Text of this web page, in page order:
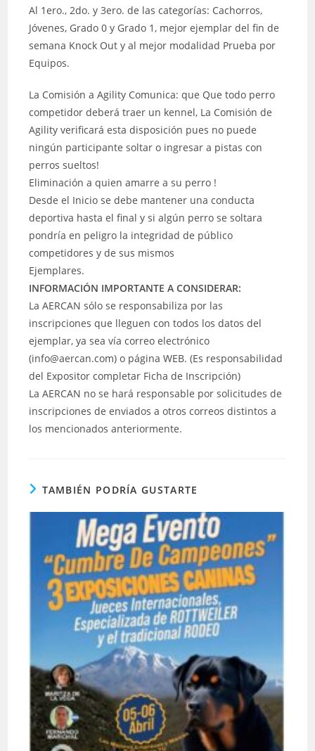
Al 1ero., 2do. y 3ero. de las categorías: Cachorros,
Jóvenes, Grado 0 y Grado 1, mejor ejemplar del fin de
semana Knock Out y al mejor modalidad Prueba por
Equipos.
La Comisión a Agility Comunica: que Que todo perro
competidor deberá traer un kennel, La Comisión de
Agility verificará esta disposición pues no puede
ningún participante soltar o ingresar a pistas con
perros sueltos!
Eliminación a quien amarre a su perro !
Desde el Inicio se debe mantener una conducta
deportiva hasta el final y si algún perro se soltara
pondría en peligro la integridad de público
competidores y de sus mismos
Ejemplares.
INFORMACIÓN IMPORTANTE A CONSIDERAR:
La AERCAN sólo se responsabiliza por las
inscripciones que lleguen con todos los datos del
ejemplar, ya sea vía correo electrónico
(info@aercan.com) o página WEB. (Es responsabilidad
del Expositor completar Ficha de Inscripción)
La AERCAN no se hará responsable por solicitudes de
inscripciones de enviados a otros correos distintos a
los mencionados anteriormente.
TAMBIÉN PODRÍA GUSTARTE